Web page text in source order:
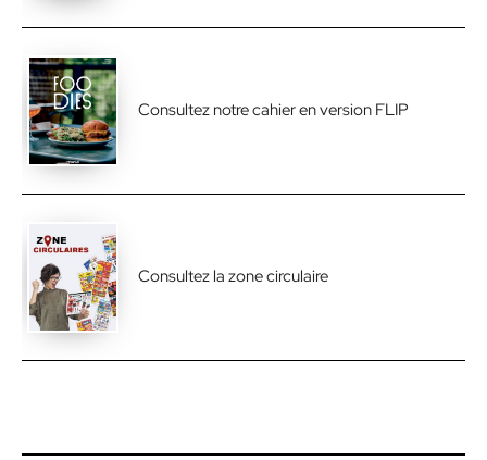
Consultez notre cahier en version FLIP
Consultez la zone circulaire